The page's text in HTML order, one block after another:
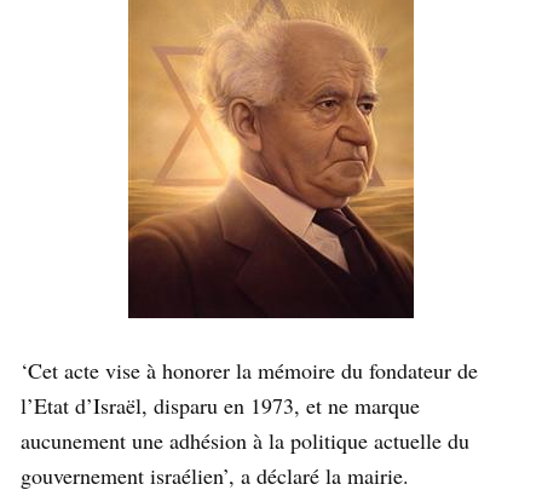
‘Cet acte vise à honorer la mémoire du fondateur de
l’Etat d’Israël, disparu en 1973, et ne marque
aucunement une adhésion à la politique actuelle du
gouvernement israélien’, a déclaré la mairie.